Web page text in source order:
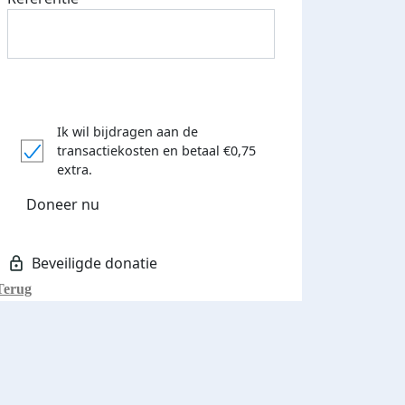
Ik wil bijdragen aan de
transactiekosten en betaal €0,75
extra.
Doneer nu